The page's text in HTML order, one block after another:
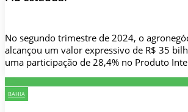
No segundo trimestre de 2024, o
alcançou um valor expressivo de R$ 35
uma participação de 28,4% no Produto
BAHIA